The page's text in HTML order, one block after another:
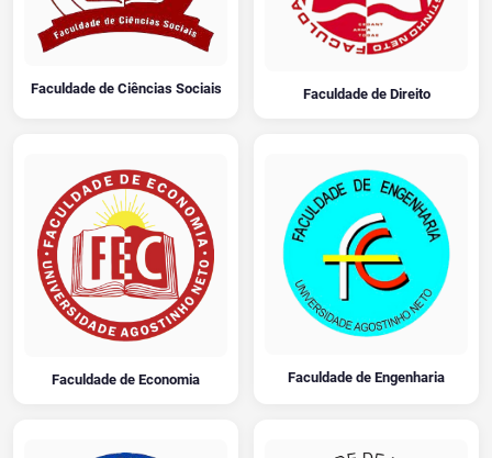
Faculdade de Ciências Sociais Faculdade de Direito
Faculdade de Economia Faculdade de Engenharia